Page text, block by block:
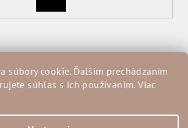
súbory cookie. Ďalším prechádzaním
súhlas s ich používaním. Viac
tovaru
ochrany osobných údajov